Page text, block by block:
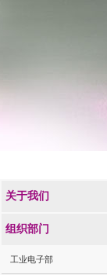
关于我们
组织部门
工业电子部